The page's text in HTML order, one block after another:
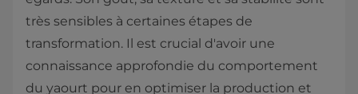
très sensibles à certaines étapes de
transformation. Il est crucial d'avoir une
connaissance approfondie du comportement
du yaourt pour en optimiser la production et